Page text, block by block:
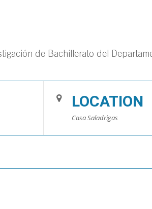
de Bachillerato del
LOCATION
Casa Saladrigas